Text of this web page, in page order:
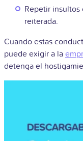
Repetir insultos
reiterada.
Cuando estas
puede exigir a la
detenga el